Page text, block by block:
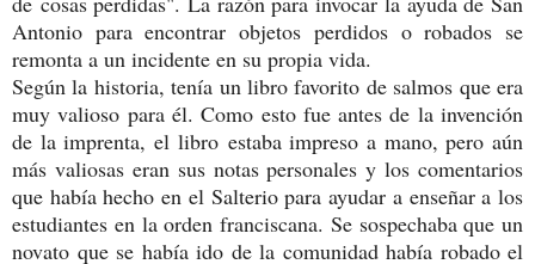
Antonio para encontrar objetos perdidos o robados se
remonta a un incidente en su propia vida.
Según la historia, tenía un libro favorito de salmos que era
muy valioso para él. Como esto fue antes de la invención
de la imprenta, el libro estaba impreso a mano, pero aún
más valiosas eran sus notas personales y los comentarios
que había hecho en el Salterio para ayudar a enseñar a los
estudiantes en la orden franciscana. Se sospechaba que un
novato que se había ido de la comunidad había robado el